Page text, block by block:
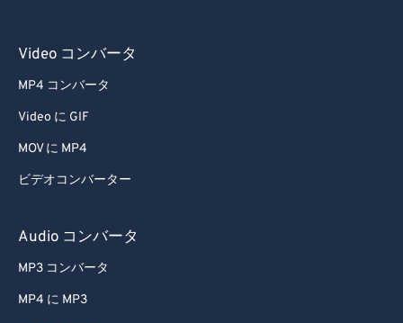
Video コンバータ
MP4 コンバータ
Video に GIF
MOV に MP4
ビデオコンバーター
Audio コンバータ
MP3 コンバータ
MP4 に MP3